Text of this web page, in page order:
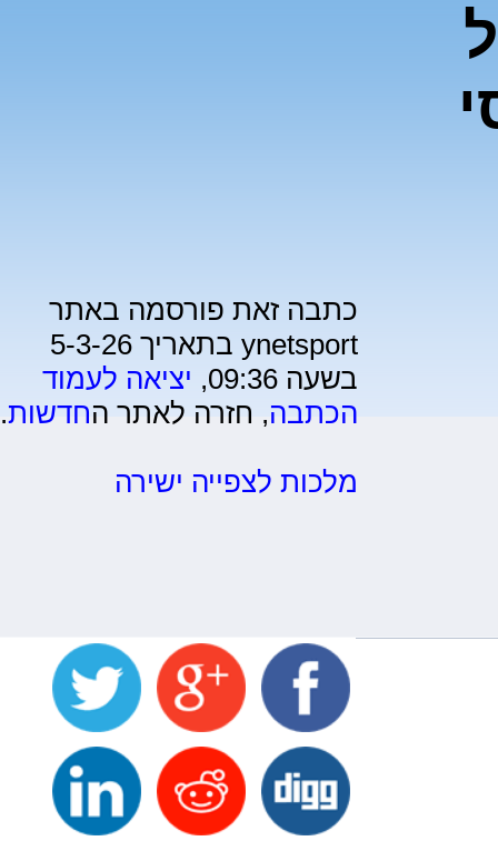
כתבה זאת פורסמה באתר
ynetsport בתאריך 5-3-26
בשעה 09:36,
יציאה לעמוד
הכתבה, חזרה לאתר החדשות.
מלכות לצפייה ישירה